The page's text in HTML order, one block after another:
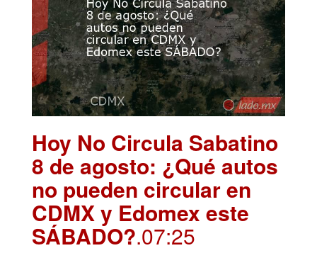
Hoy No Circula Sabatino
8 de agosto: ¿Qué autos
no pueden circular en
CDMX y Edomex este
SÁBADO?.07:25